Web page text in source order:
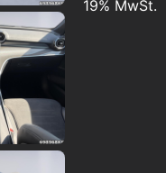
19% MwSt.